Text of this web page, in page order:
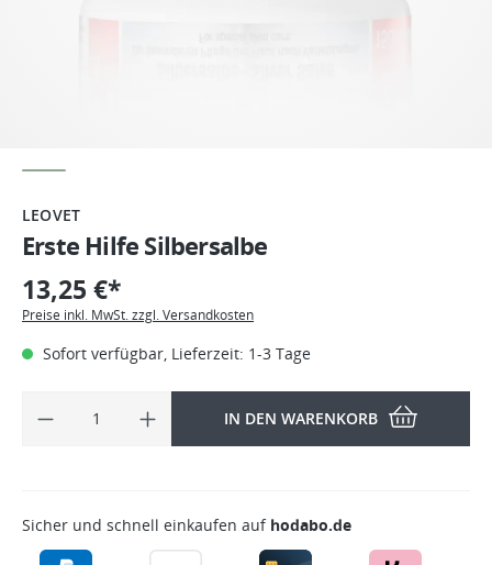
LEOVET
Erste Hilfe Silbersalbe
13,25 €*
Preise inkl. MwSt. zzgl. Versandkosten
Sofort verfügbar, Lieferzeit: 1-3 Tage
IN DEN WARENKORB
Sicher und schnell einkaufen auf hodabo.de